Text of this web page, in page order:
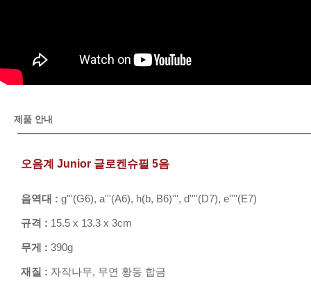
제품 안내
오음계 Junior 글로켄슈필 5음
음역대 : g'''(G6), a'''(A6), h(b, B6)''', d''''(D7), e''''(E7)
규격 : 15.5 x 13.3 x 3cm
무게 : 390g
재질 : 자작나무, 무연 황동 합금